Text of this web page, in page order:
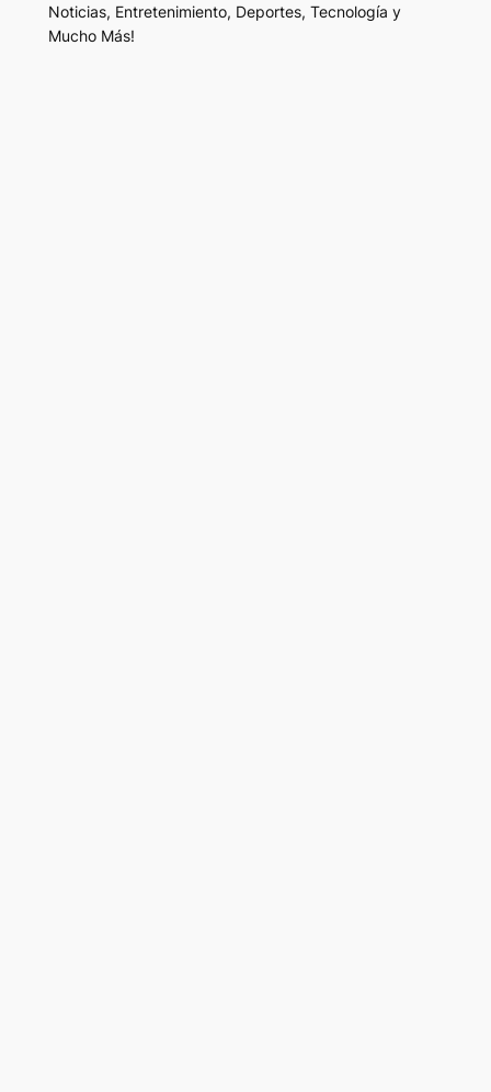
Noticias, Entretenimiento, Deportes, Tecnología y
Mucho Más!